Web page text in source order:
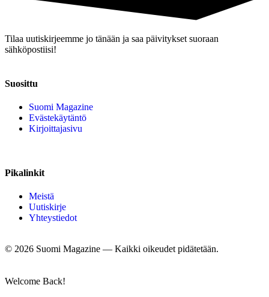
Tilaa uutiskirjeemme jo tänään ja saa päivitykset suoraan
sähköpostiisi!
Suosittu
Suomi Magazine
Evästekäytäntö
Kirjoittajasivu
Pikalinkit
Meistä
Uutiskirje
Yhteystiedot
© 2026 Suomi Magazine — Kaikki oikeudet pidätetään.
Welcome Back!